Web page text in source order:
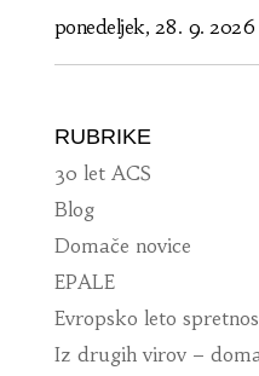
ponedeljek, 28. 9. 2026
RUBRIKE
30 let ACS
Blog
Domače novice
EPALE
Evropsko leto
Iz drugih virov –